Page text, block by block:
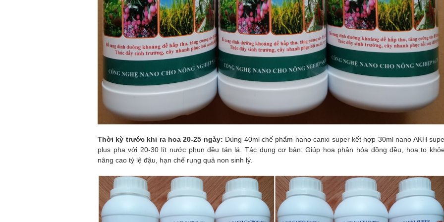
Thời kỳ trước khi ra hoa 20-25 ngày: Dùng 40ml chế phẩm nano canxi super kết hợp 30ml nano AKH
plus pha với 20-30 lít nước phun đều tán lá. Tác dụng cơ bản: Giúp hoa phân hóa đồng đều, hoa to
nâng cao tỷ lệ đậu, hạn chế rụng quả non sinh lý.